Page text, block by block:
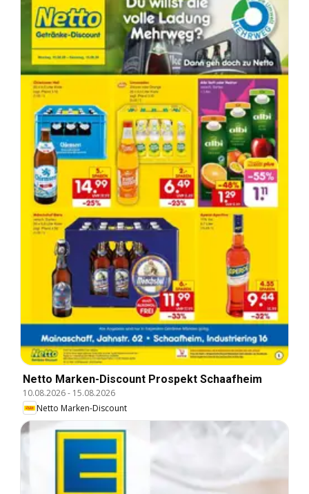
Netto Marken-Discount Prospekt Schaafheim
10.08.2026- 15.08.2026
Netto Marken-Discount